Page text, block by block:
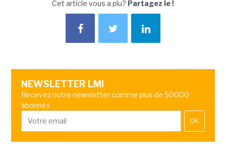
Cet article vous a plu? Partagez le !
NEWSLETTER LMI
Recevez notre newsletter comme plus de 50000
abonnés
OK